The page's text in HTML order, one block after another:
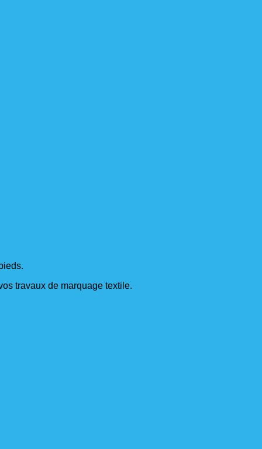
travaux de marquage textile.